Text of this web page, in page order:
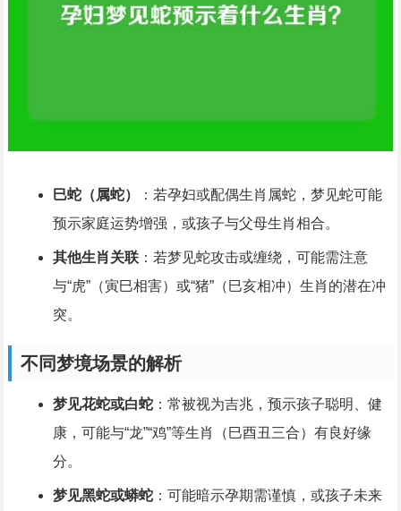
巳蛇（属蛇）
：若孕妇或配偶生肖属蛇，梦见蛇可能
预示家庭运势增强，或孩子与父母生肖相合。
其他生肖关联：若梦见蛇攻击或缠绕，可能需注意
与“虎”（寅巳相害）或“猪”（巳亥相冲）生肖的潜在冲
突。
不同梦境场景的解析
梦见花蛇或白蛇：常被视为吉兆，预示孩子聪明、健
康，可能与“龙”“鸡”等生肖（巳酉丑三合）有良好缘
分。
梦见黑蛇或蟒蛇：可能暗示孕期需谨慎，或孩子未来